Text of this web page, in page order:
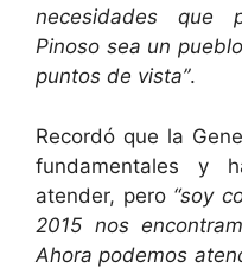
necesidades que
Pinoso sea un
puntos de vista”.
Recordó que la
fundamentales y
atender, pero “soy
2015 nos
Ahora podemos